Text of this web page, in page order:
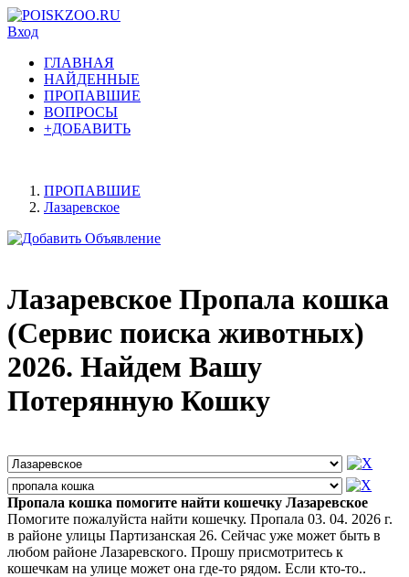
Вход
ГЛАВНАЯ
НАЙДЕННЫЕ
ПРОПАВШИЕ
ВОПРОСЫ
+ДОБАВИТЬ
ПРОПАВШИЕ
Лазаревское
Лазаревское Пропала кошка
(Сервис поиска животных)
2026. Найдем Вашу
Потерянную Кошку
Пропала кошка помогите найти кошечку Лазаревское
Помогите пожалуйста найти кошечку. Пропала 03. 04. 2026 г.
в районе улицы Партизанская 26. Сейчас уже может быть в
любом районе Лазаревского. Прошу присмотритесь к
кошечкам на улице может она где-то рядом. Если кто-то..